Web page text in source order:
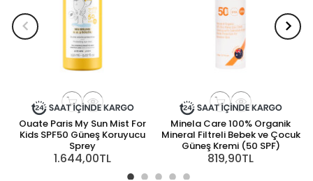
Ouate Paris My Sun Mist For
Kids SPF50 Güneş Koruyucu
Sprey
1.644,00TL
Minela Care 100% Organik
Mineral Filtreli Bebek ve Çocuk
Güneş Kremi (50 SPF)
819,90TL